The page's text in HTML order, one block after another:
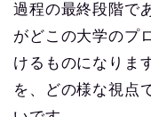
過程の最終段階で
がどこの大学のプ
けるものになりま
を、どの様な視点